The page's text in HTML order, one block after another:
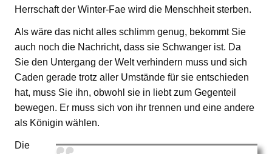
Herrschaft der Winter-Fae wird die Menschheit sterben.
Als wäre das nicht alles schlimm genug, bekommt Sie
auch noch die Nachricht, dass sie Schwanger ist. Da
Sie den Untergang der Welt verhindern muss und sich
Caden gerade trotz aller Umstände für sie entschieden
hat, muss Sie ihn, obwohl sie in liebt zum Gegenteil
bewegen. Er muss sich von ihr trennen und eine andere
als Königin wählen.
Die